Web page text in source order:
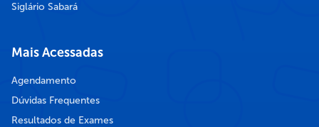
Siglário Sabará
Mais Acessadas
Agendamento
Dúvidas Frequentes
Resultados de Exames